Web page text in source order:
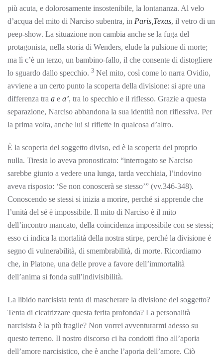
più acuta, e dolorosamente insostenibile, la lontananza. Al velo
d’acqua del mito di Narciso subentra, in Paris,Texas, il vetro di un
peep-show. La situazione non cambia anche se la fuga del
protagonista, nella storia di Wenders, elude la pulsione di morte;
ma lì c’è un terzo, un bambino-fallo, il che consente di distogliere
lo sguardo dallo specchio. 3 Nel mito, così come lo narra Ovidio,
avviene a un certo punto la scoperta della divisione: si apre una
differenza tra a e a’, tra lo specchio e il riflesso. Grazie a questa
separazione, Narciso abbandona la sua identità non riflessiva. Per
la prima volta, anche lui si riflette in qualcosa d’altro.
È la scoperta del soggetto diviso, ed è la scoperta del proprio
nulla. Tiresia lo aveva pronosticato: “interrogato se Narciso
sarebbe giunto a vedere una lunga, tarda vecchiaia, l’indovino
aveva risposto: ‘Se non conoscerà se stesso’” (vv.346-348).
Conoscendo se stessi si inizia a morire, perché si apprende che
l’unità del sé è impossibile. Il mito di Narciso è il mito
dell’incontro mancato, della coincidenza impossibile con se stessi;
esso ci indica la mortalità della nostra stirpe, perché la divisione é
segno di vulnerabilità, di smembrabilità, di morte. Ricordiamo
che, in Platone, una delle prove a favore dell’immortalità
dell’anima si fonda sull’indivisibilità.
La libido narcisista tenta di mascherare la divisione del soggetto?
Tenta di cicatrizzare questa ferita profonda? La personalità
narcisista è la più fragile? Non vorrei avventurarmi adesso su
questo terreno. Il nostro discorso ci ha condotti fino all’aporia
dell’amore narcisistico, che è anche l’aporia dell’amore. Ciò